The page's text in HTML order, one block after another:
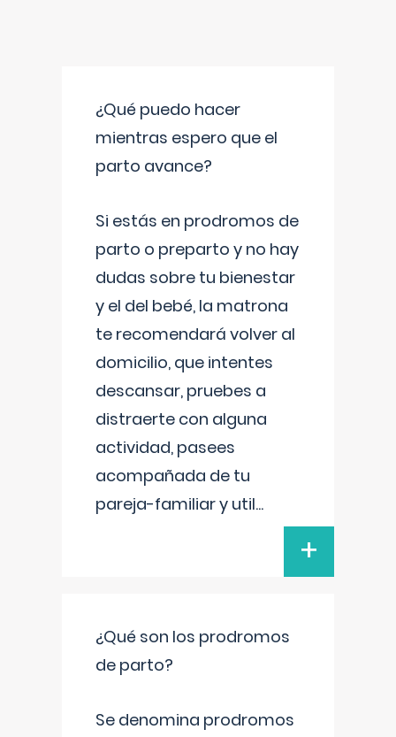
¿Qué puedo hacer
mientras espero que el
parto avance?
Si estás en prodromos de
parto o preparto y no hay
dudas sobre tu bienestar
y el del bebé, la matrona
te recomendará volver al
domicilio, que intentes
descansar, pruebes a
distraerte con alguna
actividad, pasees
acompañada de tu
pareja-familiar y util...
+
¿Qué son los prodromos
de parto?
Se denomina prodromos